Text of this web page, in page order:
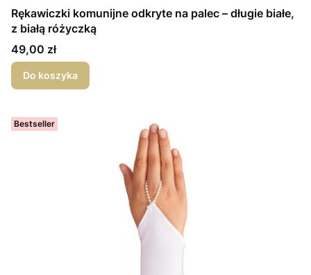
Rękawiczki komunijne odkryte na palec – długie białe,
z białą różyczką
Cena
49,00 zł
Do koszyka
Bestseller